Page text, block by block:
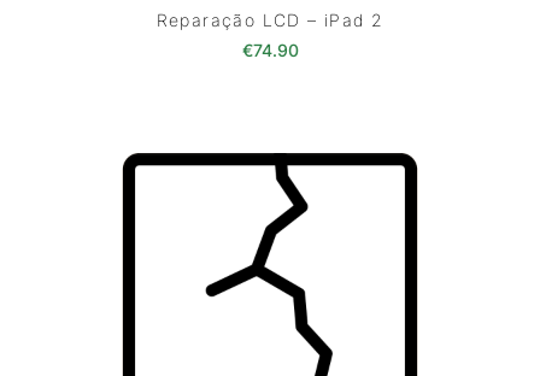
Reparação LCD – iPad 2
€74.90